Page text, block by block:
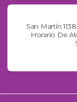
San Martín
Horario De